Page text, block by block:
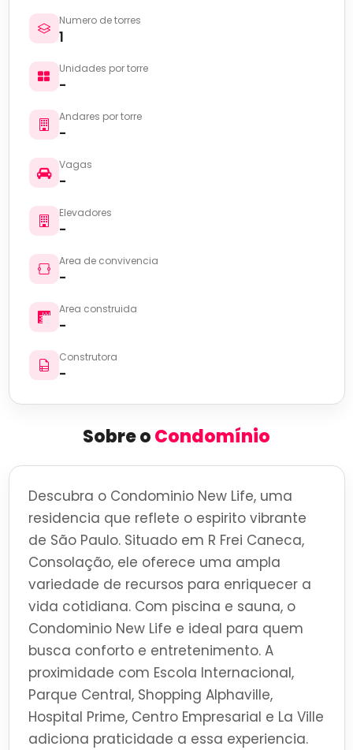
Numero de torres
1
Unidades por torre
-
Andares por torre
-
Vagas
-
Elevadores
-
Area de convivencia
-
Area construida
-
Construtora
-
Sobre oCondomínio
Descubra o Condominio New Life, uma
residencia que reflete o espirito vibrante
de São Paulo. Situado em R Frei Caneca,
Consolação, ele oferece uma ampla
variedade de recursos para enriquecer a
vida cotidiana. Com piscina e sauna, o
Condominio New Life e ideal para quem
busca conforto e entretenimento. A
proximidade com Escola Internacional,
Parque Central, Shopping Alphaville,
Hospital Prime, Centro Empresarial e La Ville
adiciona praticidade a essa experiencia.